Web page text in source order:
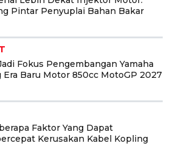
Pintar Penyuplai Bahan Bakar
Fokus Pengembangan Yamaha
Era Baru Motor 850cc MotoGP 2027
Faktor Yang Dapat
Kerusakan Kabel Kopling